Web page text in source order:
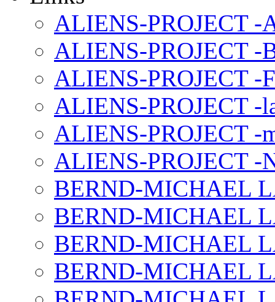
ALIENS-PROJECT -
ALIENS-PROJECT -
ALIENS-PROJECT -
ALIENS-PROJECT -
ALIENS-PROJECT -
ALIENS-PROJECT -
BERND-MICHAEL
BERND-MICHAEL
BERND-MICHAEL
BERND-MICHAEL